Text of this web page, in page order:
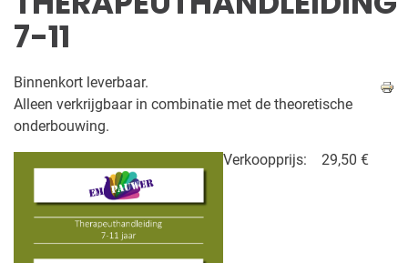
7-11
Binnenkort leverbaar.
Alleen verkrijgbaar in combinatie met de theoretische
onderbouwing.
Verkoopprijs:
29,50 €